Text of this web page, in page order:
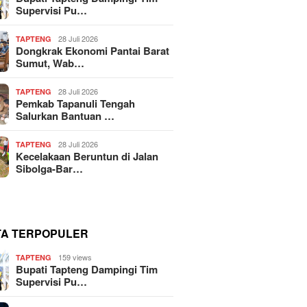
Supervisi Pu…
TAPTENG 28 Juli 2026
Dongkrak Ekonomi Pantai Barat
Sumut, Wab…
TAPTENG 28 Juli 2026
Pemkab Tapanuli Tengah
Salurkan Bantuan …
TAPTENG 28 Juli 2026
Kecelakaan Beruntun di Jalan
Sibolga-Bar…
TERPOPULER
TAPTENG 159 views
Bupati Tapteng Dampingi Tim
Supervisi Pu…